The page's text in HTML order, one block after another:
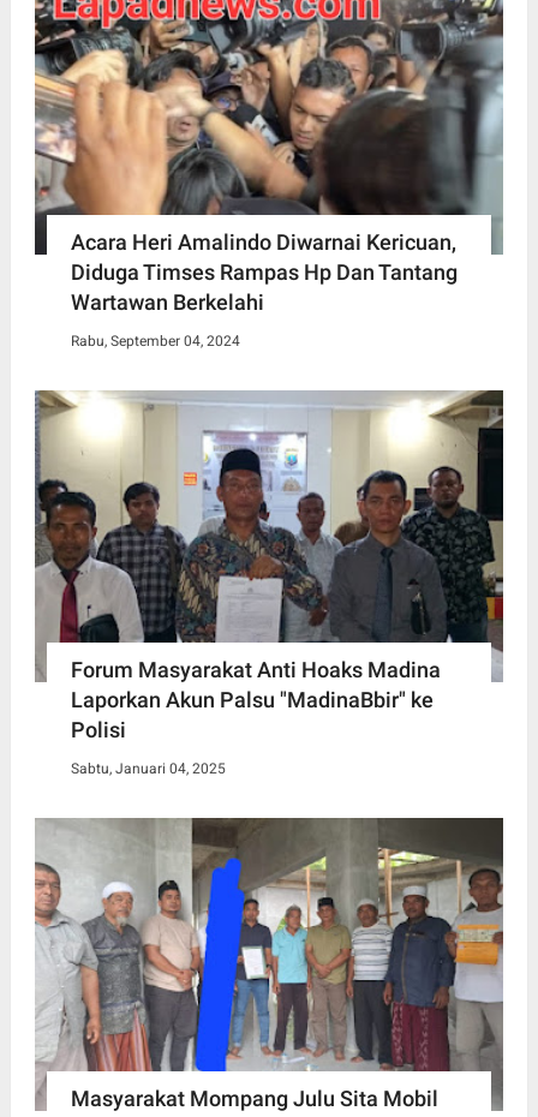
Acara Heri Amalindo Diwarnai Kericuan,
Diduga Timses Rampas Hp Dan Tantang
Wartawan Berkelahi
Rabu, September 04, 2024
Forum Masyarakat Anti Hoaks Madina
Laporkan Akun Palsu "MadinaBbir" ke
Polisi
Sabtu, Januari 04, 2025
Masyarakat Mompang Julu Sita Mobil